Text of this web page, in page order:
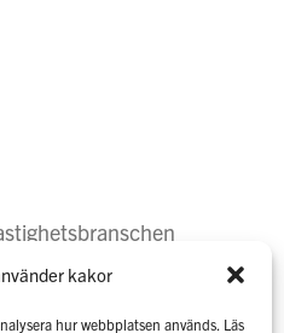
kakor
hur webbplatsen används. Läs